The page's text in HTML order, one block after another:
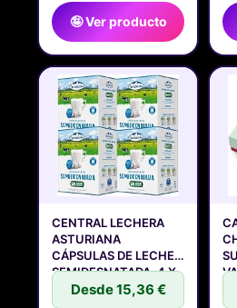
🤪 Ver producto
CENTRAL LECHERA
ASTURIANA
CÁPSULAS DE LECHE
SEMIDESNATADA, 4 X
Desde 15,36 €